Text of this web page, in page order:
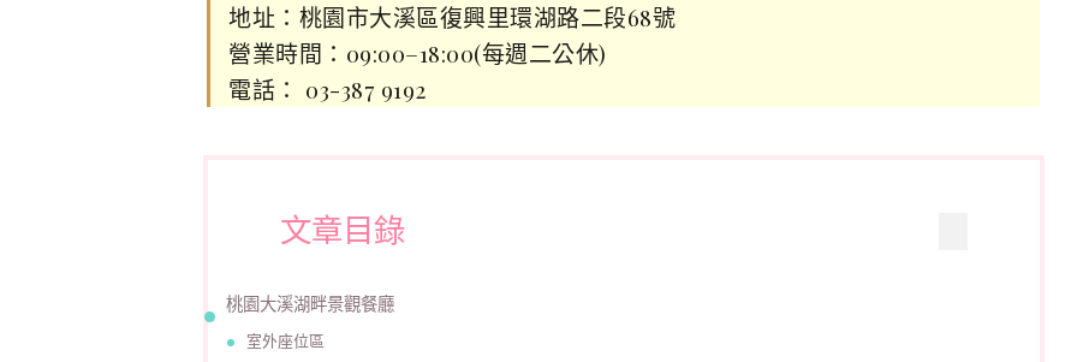
地址：桃園市大溪區復興里環湖路二段68號
營業時間：09:00–18:00(每週二公休)
電話： 03-387 9192
文章目錄
桃園大溪湖畔景觀餐廳
室外座位區